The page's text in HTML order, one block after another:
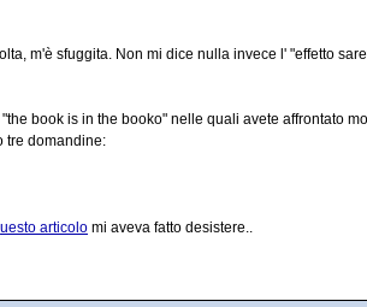
m'è sfuggita. Non mi dice nulla invece l' "effetto
book is in the booko" nelle quali avete affrontato
tre domandine:
articolo mi aveva fatto desistere..